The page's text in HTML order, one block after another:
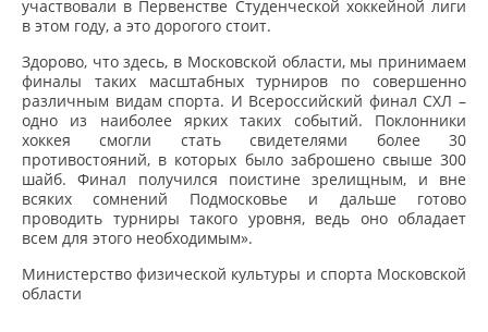
участвовали в Первенстве Студенческой хоккейной лиги
в этом году, а это дорогого стоит.
Здорово, что здесь, в Московской области, мы принимаем
финалы таких масштабных турниров по совершенно
различным видам спорта. И Всероссийский финал СХЛ –
одно из наиболее ярких таких событий. Поклонники
хоккея смогли стать свидетелями более 30
противостояний, в которых было заброшено свыше 300
шайб. Финал получился поистине зрелищным, и вне
всяких сомнений Подмосковье и дальше готово
проводить турниры такого уровня, ведь оно обладает
всем для этого необходимым».
Министерство физической культуры и спорта Московской
области